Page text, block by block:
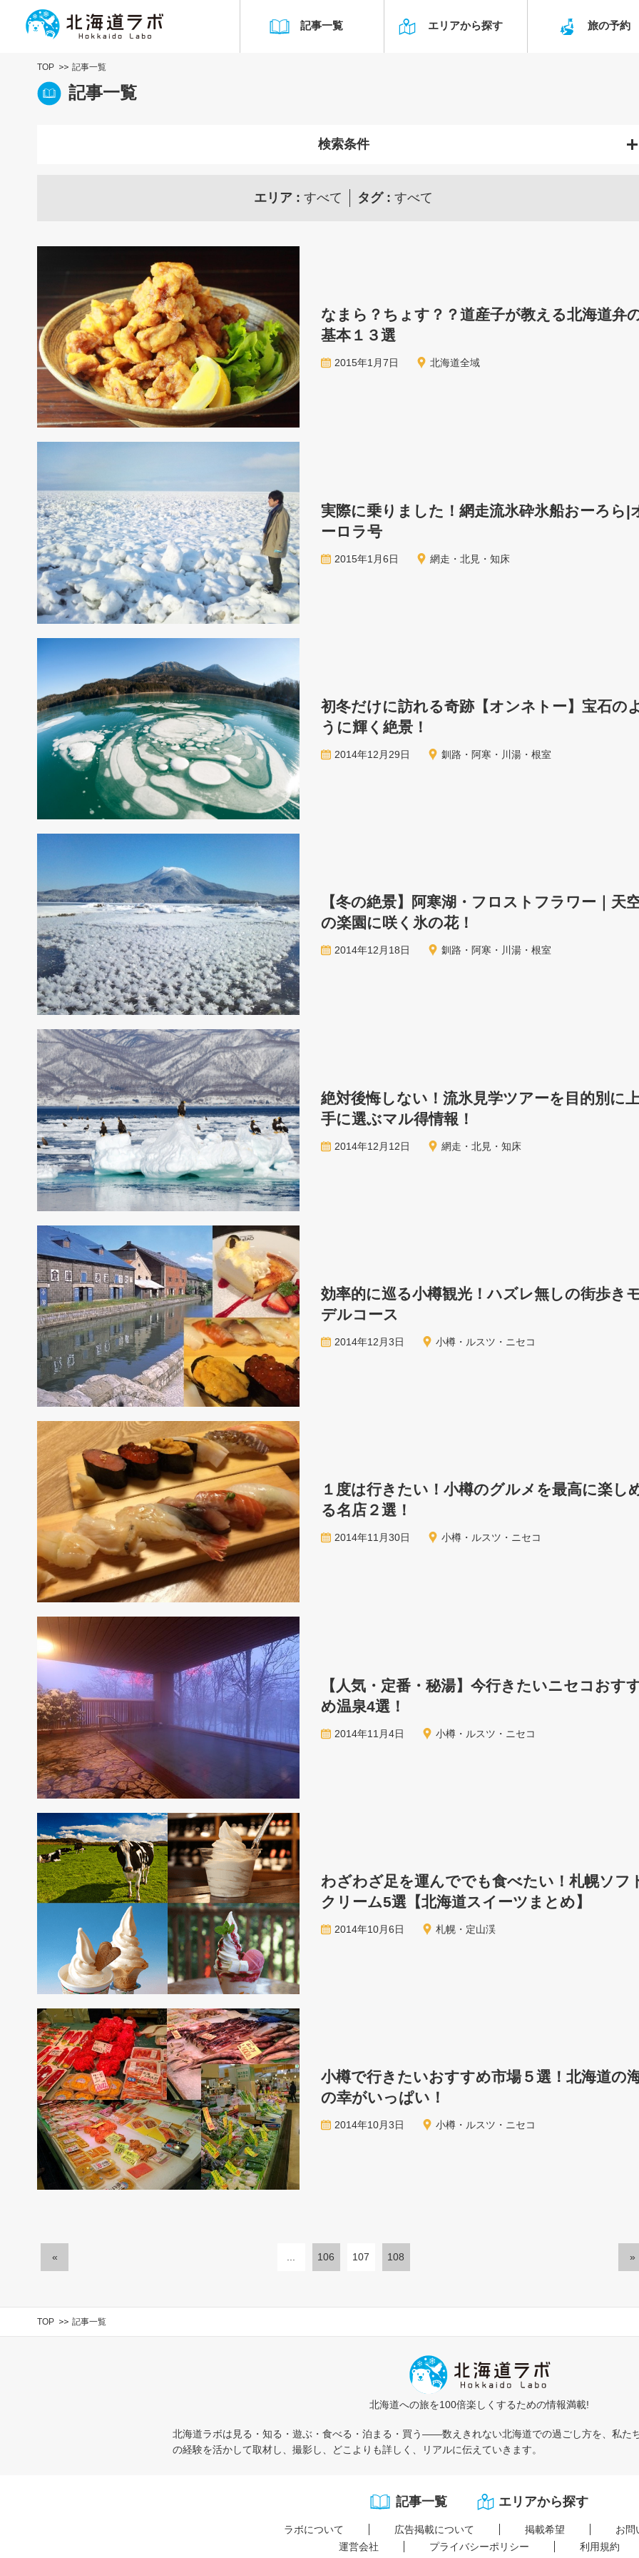
記事一覧 エリアから探す 旅の予
TOP 記事一覧
記事一覧
検索条件
エリア すべて タグ すべて
なまら？ちょす？？道産子が教える北海道弁
基本１３選
2015年1月7日 北海道全域
実際に乗りました！網走流氷砕氷船おーろら|
ーロラ号
2015年1月6日 網走・北見・知床
初冬だけに訪れる奇跡【オンネトー】宝石の
うに輝く絶景！
2014年12月29日 釧路・阿寒・川湯・根室
【冬の絶景】阿寒湖・フロストフラワー｜天
の楽園に咲く氷の花！
2014年12月18日 釧路・阿寒・川湯・根室
絶対後悔しない！流氷見学ツアーを目的別に
手に選ぶマル得情報！
2014年12月12日 網走・北見・知床
効率的に巡る小樽観光！ハズレ無しの街歩き
デルコース
2014年12月3日 小樽・ルスツ・ニセコ
１度は行きたい！小樽のグルメを最高に楽し
る名店２選！
2014年11月30日 小樽・ルスツ・ニセコ
【人気・定番・秘湯】今行きたいニセコおす
め温泉4選！
2014年11月4日 小樽・ルスツ・ニセコ
わざわざ足を運んででも食べたい！札幌ソフ
クリーム5選【北海道スイーツまとめ】
2014年10月6日 札幌・定山渓
小樽で行きたいおすすめ市場５選！北海道の
の幸がいっぱい！
2014年10月3日 小樽・ルスツ・ニセコ
« ... 106 107 108 »
TOP 記事一覧
北海道への旅を100倍楽しくするための情報満載!
北海道ラボは見る・知る・遊ぶ・食べる・泊まる・買う――数えきれない北海道での過ごし方を、私た
の経験を活かして取材し、撮影し、どこよりも詳しく、リアルに伝えていきます。
記事一覧 エリアから探す
ラボについて 広告掲載について 掲載希望
お問
運営会社
プライバシーポリシー 利用規約